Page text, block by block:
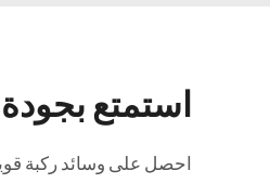
استمتع
احصل على وسائد ركبة